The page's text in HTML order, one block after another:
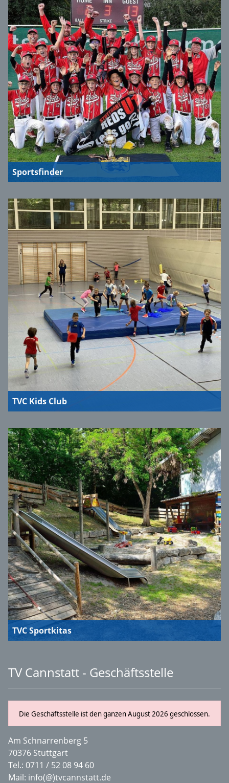
Sportsfinder
TVC Kids Club
TVC Sportkitas
TV Cannstatt - Geschäftsstelle
Die Geschäftsstelle ist den ganzen August 2026 geschlossen.
Am Schnarrenberg 5
70376 Stuttgart
Tel.: 0711 / 52 08 94 60
Mail: info(@)tvcannstatt.de